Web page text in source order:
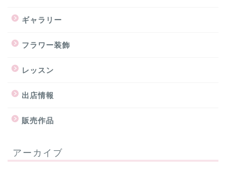
ギャラリー
フラワー装飾
レッスン
出店情報
販売作品
アーカイブ